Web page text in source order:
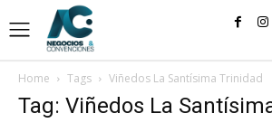
Home Tags Viñedos La Santísima Trinidad
Tag: Viñedos La